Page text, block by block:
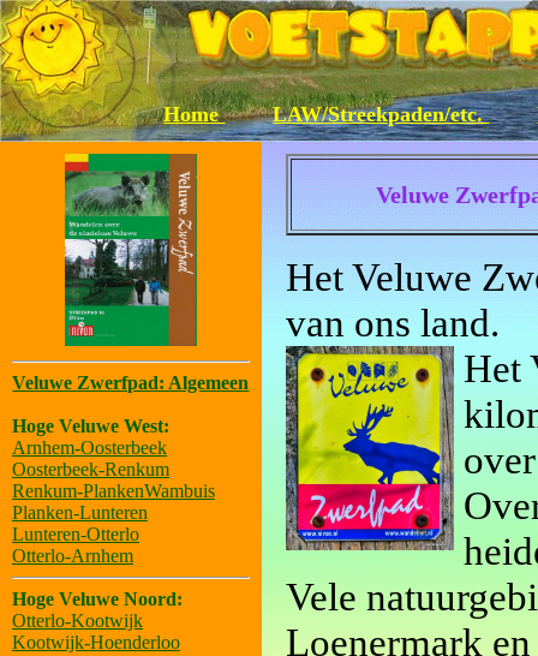
Home LAW/Streekpaden/etc.
Veluwe Zwerfpad: Algemeen
Hoge Veluwe West:
Arnhem-Oosterbeek
Oosterbeek-Renkum
Renkum-PlankenWambuis
Planken-Lunteren
Lunteren-Otterlo
Otterlo-Arnhem
Hoge Veluwe Noord:
Otterlo-Kootwijk
Kootwijk-Hoenderloo
Veluwe
Het Veluwe
van ons land.
Het
Vele
Loenermark